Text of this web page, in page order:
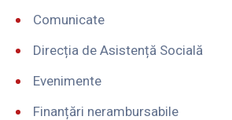
Comunicate
Direcția de Asistență Socială
Evenimente
Finanțări nerambursabile